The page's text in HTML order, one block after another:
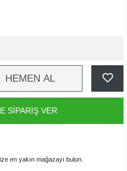
HEMEN AL
SİPARİŞ VER
en yakın mağazayı bulun.